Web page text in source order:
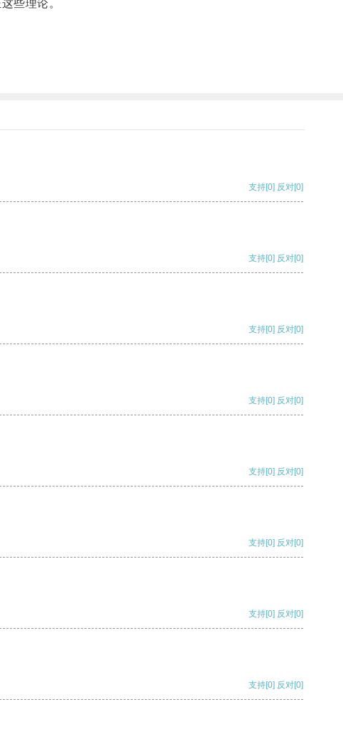
些理论。
支持[0] 反对[0]
支持[0] 反对[0]
支持[0] 反对[0]
支持[0] 反对[0]
支持[0] 反对[0]
支持[0] 反对[0]
支持[0] 反对[0]
支持[0] 反对[0]